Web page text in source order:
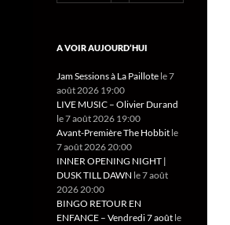
A VOIR AUJOURD’HUI
Jam Sessions à La Paillote le 7
août 2026 19:00
LIVE MUSIC – Olivier Durand
le 7 août 2026 19:00
Avant-Première The Hobbit le
7 août 2026 20:00
INNER OPENING NIGHT |
DUSK TILL DAWN le 7 août
2026 20:00
BINGO RETOUR EN
ENFANCE – Vendredi 7 août le